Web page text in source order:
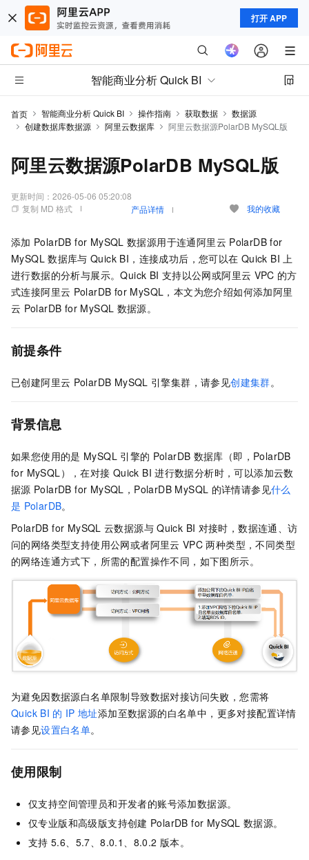
打开 APP
智能商业分析 Quick BI
首页 智能商业分析 Quick BI 操作指南 获取数据
数据源
创建数据库数据源
阿里云数据库 阿里云数据源PolarDB MySQL版
阿里云数据源PolarDB MySQL版
更新时间： 2026-05-06 05:20:08
复制 MD 格式
产品详情 我的收藏
添加 PolarDB for MySQL 数据源用于连通阿里云 PolarDB for
MySQL 数据库与 Quick BI，连接成功后，您可以在 Quick BI 上
进行数据的分析与展示。Quick BI 支持以公网或阿里云 VPC 的方
式连接阿里云 PolarDB for MySQL，本文为您介绍如何添加阿里
云 PolarDB for MySQL 数据源。
前提条件
已创建阿里云 PolarDB MySQL 引擎集群，请参见创建集群。
背景信息
如果您使用的是 MySQL 引擎的 PolarDB 数据库（即，PolarDB
for MySQL），在对接 Quick BI 进行数据分析时，可以添加云数
据源 PolarDB for MySQL，PolarDB MySQL 的详情请参见什么
是 PolarDB。
PolarDB for MySQL 云数据源与 Quick BI 对接时，数据连通、访
问的网络类型支持使用公网或者阿里云 VPC 两种类型，不同类型
的网络连通方式下，所需的配置操作不同，如下图所示。
为避免因数据源白名单限制导致数据对接访问失败，您需将
Quick BI 的 IP 地址添加至数据源的白名单中，更多对接配置详情
请参见设置白名单。
使用限制
仅支持空间管理员和开发者的账号添加数据源。
仅专业版和高级版支持创建 PolarDB for MySQL 数据源。
支持 5.6、5.7、8.0.1、8.0.2 版本。